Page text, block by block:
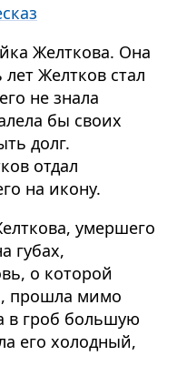
Желткова. Она
лет Желтков стал
не знала
бы своих
долг.
отдал
на икону.
умершего
губах,
о которой
прошла мимо
в гроб большую
его холодный,